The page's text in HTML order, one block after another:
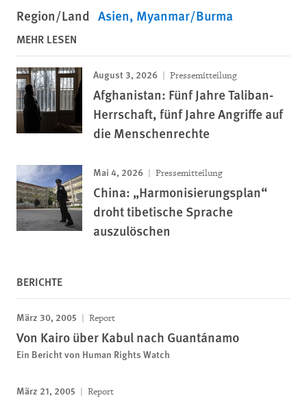
Region/Land Asien Myanmar/Burma
MEHR LESEN
August 3, 2026 Pressemitteilung
Afghanistan: Fünf Jahre Taliban-
Herrschaft, fünf Jahre Angriffe auf
die Menschenrechte
Mai 4, 2026 Pressemitteilung
China: „Harmonisierungsplan“
droht tibetische Sprache
auszulöschen
BERICHTE
März 30, 2005 Report
Von Kairo über Kabul nach Guantánamo
Ein Bericht von Human Rights Watch
März 21, 2005 Report